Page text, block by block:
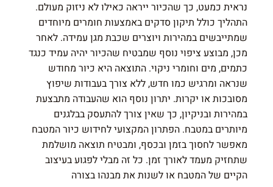
נראית כמעט, כך שהכיור ייראה כאילו לא ניזוק מעולם.
התהליך כולל תיקון סדקים באמצעות חומרים מיוחדים
שמתייבשים במהירות ויוצרים שכבת מגן עמידה. לאחר
מכן, מבוצע ציפוי נוסף שמבטיח שהכיור יהיה עמיד כנגד
כתמים, מים וחומרי ניקוי. התוצאה היא כיור מחודש
שנראה ומרגיש כמו חדש, ללא צורך בעבודות שיפוץ
מסובכות או יקרות. יתרון נוסף הוא שהעבודה מתבצעת
במהירות ובניקיון, כך שאין צורך להתעסק בבלגנים
מיותרים במטבח. הפתרון המקצועי לחידוש כיור המטבח
מאפשר לחסוך בזמן ובכסף, ומבטיח תוצאה מושלמת
שתחזיק מעמד לאורך זמן. כל זה מבלי לפגוע בעיצוב
הקיים של המטבח או לשנות את מבנהו בצורה